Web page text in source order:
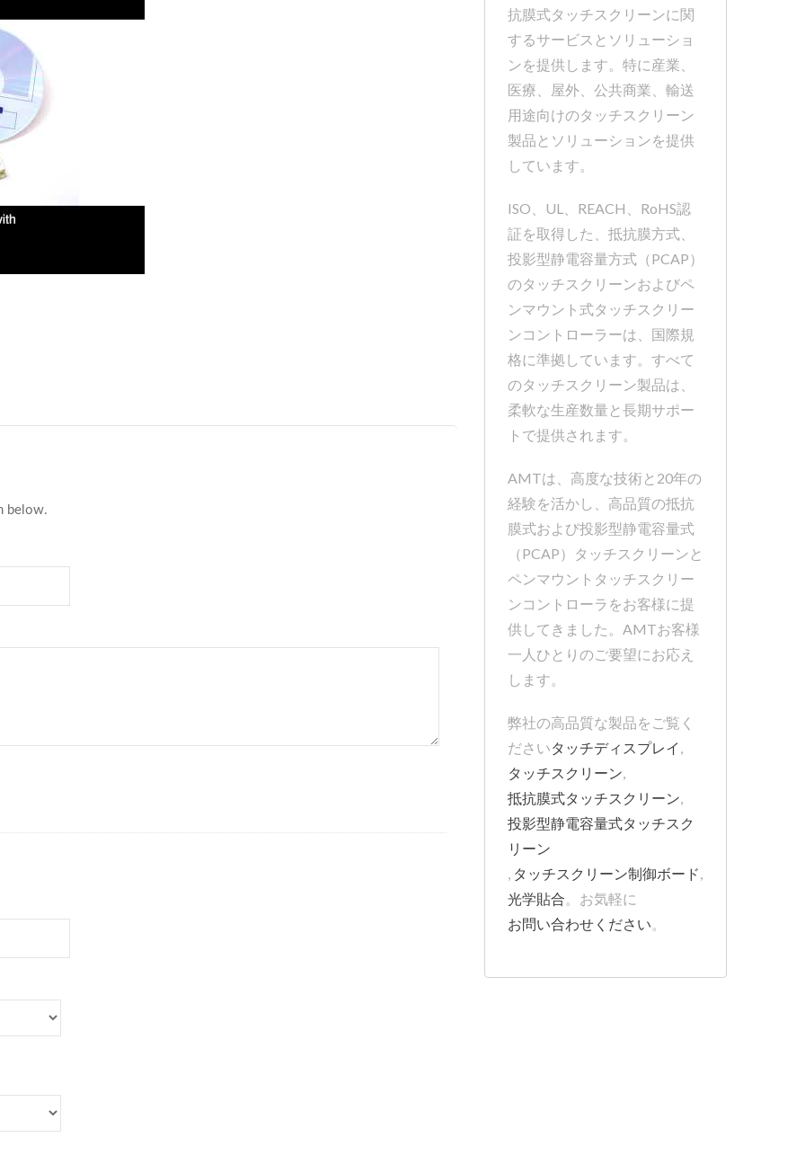
抵抗膜式タッチコントローラー
抗膜式タッチスクリーンに関
するサービスとソリューショ
ンを提供します。特に産業、
医療、屋外、公共商業、輸送
用途向けのタッチスクリーン
製品とソリューションを提供
しています。
ISO、UL、REACH、RoHS認
証を取得した、抵抗膜方式、
投影型静電容量方式（PCAP）
のタッチスクリーンおよびペ
ンマウント式タッチスクリー
ンコントローラーは、国際規
格に準拠しています。すべて
のタッチスクリーン製品は、
柔軟な生産数量と長期サポー
トで提供されます。
AMTは、高度な技術と20年の
経験を活かし、高品質の抵抗
膜式および投影型静電容量式
（PCAP）タッチスクリーンと
ペンマウントタッチスクリー
ンコントローラをお客様に提
供してきました。AMTお客様
一人ひとりのご要望にお応え
します。
弊社の高品質な製品をご覧く
ださいタッチディスプレイ ,
タッチスクリーン,
抵抗膜式タッチスクリーン,
投影型静電容量式タッチスク
リーン
, タッチスクリーン制御ボード,
光学貼合。お気軽に
お問い合わせください。